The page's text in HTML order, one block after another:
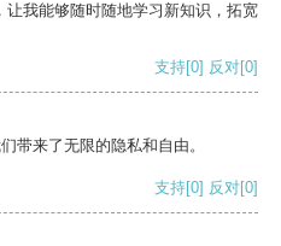
我能够随时随地学习新知识，拓宽
支持[0] 反对[0]
带来了无限的隐私和自由。
支持[0] 反对[0]